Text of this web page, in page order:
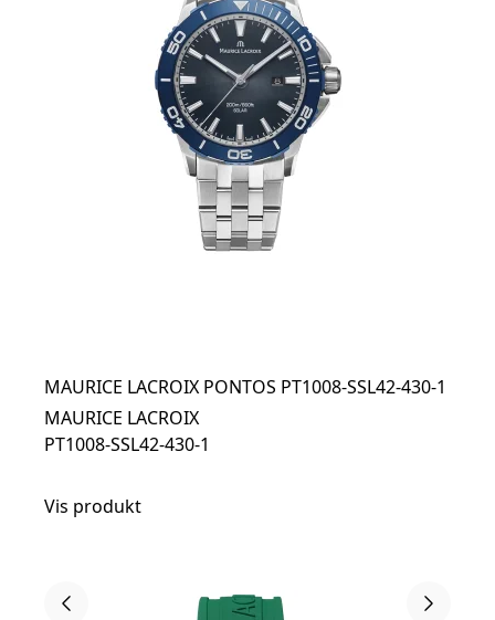
MAURICE LACROIX PONTOS PT1008-SSL42-430-1
MAURICE LACROIX
PT1008-SSL42-430-1
Vis produkt